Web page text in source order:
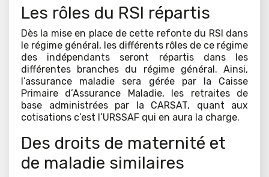
Les rôles du RSI répartis
Dès la mise en place de cette refonte du RSI dans
le régime général, les différents rôles de ce régime
des indépendants seront répartis dans les
différentes branches du régime général. Ainsi,
l’assurance maladie sera gérée par la Caisse
Primaire d’Assurance Maladie, les retraites de
base administrées par la CARSAT, quant aux
cotisations c’est l’URSSAF qui en aura la charge.
Des droits de maternité et
de maladie similaires